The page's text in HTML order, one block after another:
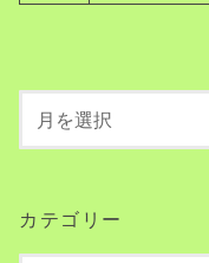
カテゴリー